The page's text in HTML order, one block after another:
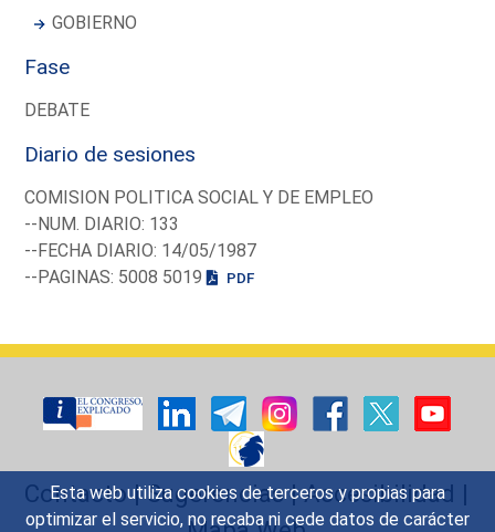
Esta web utiliza cookies de terceros y propias para
optimizar el servicio, no recaba ni cede datos de carácter
GOBIERNO
Fase
DEBATE
Diario de sesiones
COMISION POLITICA SOCIAL Y DE EMPLEO
--NUM. DIARIO: 133
--FECHA DIARIO: 14/05/1987
--PAGINAS: 5008 5019
PDF
Contacto|Sugerencias|Accesibilidad |